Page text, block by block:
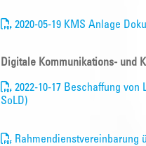
2020-05-19 KMS Anlage
Digitale Kommunikations- und
2022-10-17 Beschaffung
SoLD)
Rahmendienstvereinbarung